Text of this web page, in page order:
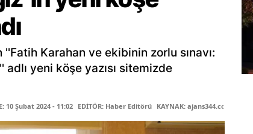
''Fatih Karahan ve ekibinin zorlu sınavı:
yeni köşe yazısı sitemizde
10 Şubat 2024 - 11:02 EDİTÖR: Haber Editörü KAYNAK: ajans344.com